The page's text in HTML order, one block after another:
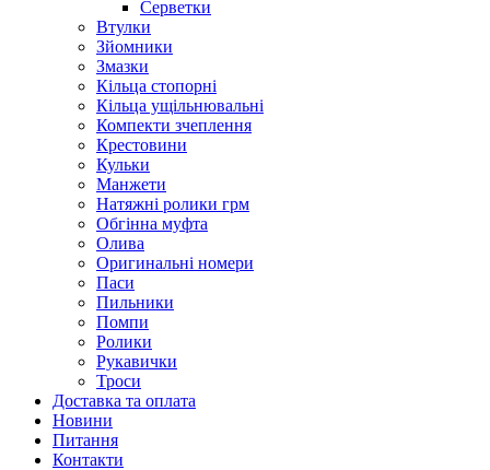
Серветки
Втулки
Зйомники
Змазки
Кільца стопорні
Кільца ущільнювальні
Компекти зчеплення
Крестовини
Кульки
Манжети
Натяжні ролики грм
Обгінна муфта
Олива
Оригинальні номери
Паси
Пильники
Помпи
Ролики
Рукавички
Троси
Доставка та оплата
Новини
Питання
Контакти